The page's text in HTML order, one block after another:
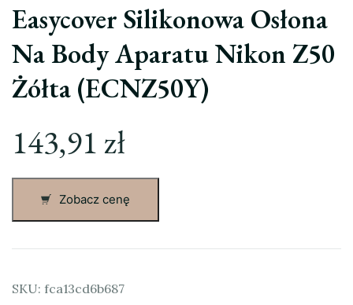
Easycover Silikonowa Osłona
Na Body Aparatu Nikon Z50
Żółta (ECNZ50Y)
143,91 zł
Zobacz cenę
SKU: fca13cd6b687